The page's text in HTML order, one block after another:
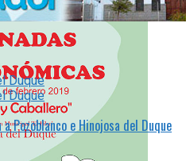
a Pozoblanco e Hinojosa del Duque